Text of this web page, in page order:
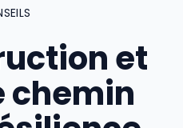
et
chemin